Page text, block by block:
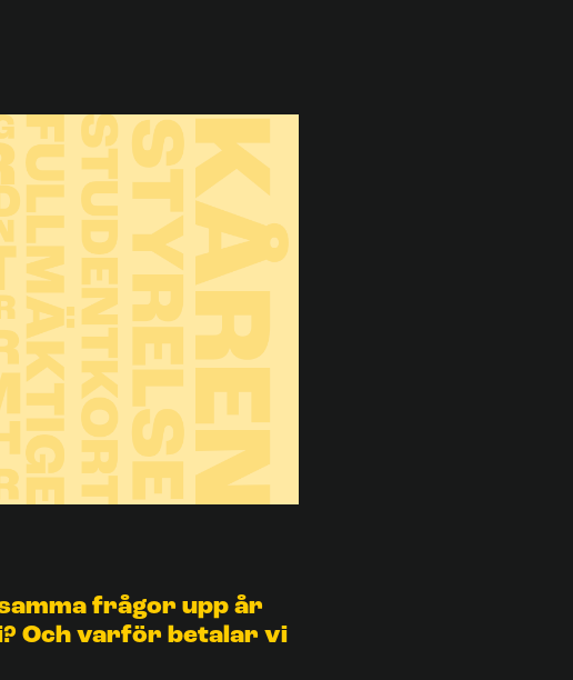
frågor upp år
Och varför betalar vi